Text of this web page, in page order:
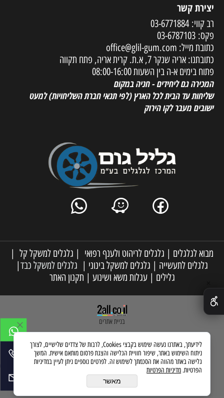
יצירת קשר
רב קווי:03-6771884
פקס: 03-6787103
כתובת מייל: office@glil-gum.com
כתובתנו: אריה שנקר 7, א.ת. קרית אריה, פתח תקווה
פתוח בימים א-ה בין השעות 08:00-16:00
המכירה גם ליחידים - חניה במקום
שליחות עד הבית לכל הארץ(לפי תנאי חברת השליחויות) למעט
ישובים מעבר לקו הירוק
מבוא לגלגלים | גלגלים לריהוט ולענף רפואי | גלגלים למשקל קל |
גלגלים לתעשייה | גלגלים למשקל בינוני | גלגלים למשקל כבד|
גלילים |עגלות משא ושינוע | תקנון האתר
בניית אתרים
לידיעתך, באתרנו נעשה שימוש בקבצי Cookies, לרבות של צדדים שלישיים, לצורך
ניתוח השימוש באתר, שיפור חוויית הגלישה והצגת פרסום מותאם אישית. המשך
גלישה באתר מהווה את הסכמתך לשימוש זה. לפרטים נוספים ניתן לעיין במדיניות
הפרטיות. מדיניות הפרטיות
מאשר